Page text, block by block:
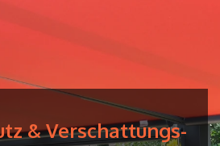
& Verschattungs-